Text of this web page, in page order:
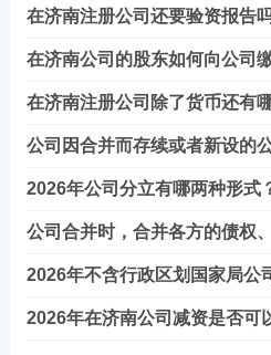
在济南注册公司还要验资报告
在济南公司的股东如何向公司
在济南注册公司除了货币还有
公司因合并而存续或者新设的
公司合并时，合并各方的债权